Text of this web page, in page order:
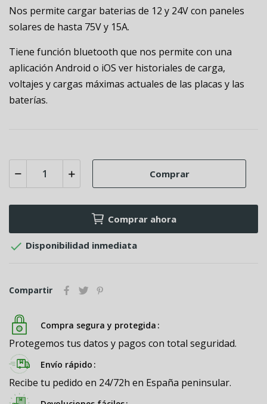
Nos permite cargar baterias de 12 y 24V con paneles
solares de hasta 75V y 15A.
Tiene función bluetooth que nos permite con una
aplicación Android o iOS ver historiales de carga,
voltajes y cargas máximas actuales de las placas y las
baterías.
Comprar
Comprar ahora
 Disponibilidad inmediata
Compartir
Compra segura y protegida
Protegemos tus datos y pagos con total seguridad.
Envío rápido
Recibe tu pedido en 24/72h en España peninsular.